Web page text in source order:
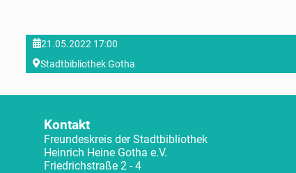
21.05.2022 17:00
Stadtbibliothek Gotha
Kontakt
Freundeskreis der Stadtbibliothek
Heinrich Heine Gotha e.V.
Friedrichstraße 2 - 4